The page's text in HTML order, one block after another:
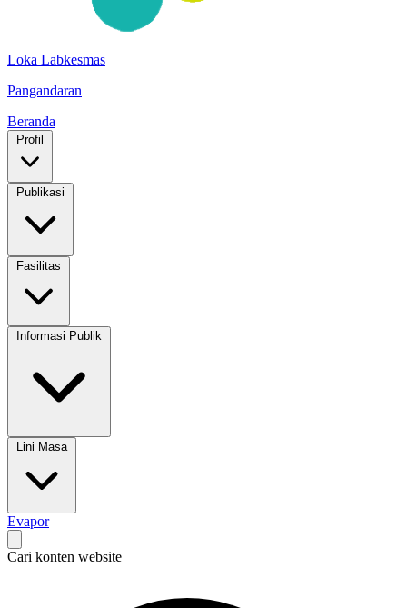
Loka Labkesmas
Pangandaran
Beranda
Profil
Publikasi
Fasilitas
Informasi Publik
Lini Masa
Evapor
Cari konten website